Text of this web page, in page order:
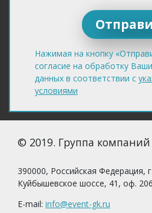
Нажимая на кнопку
согласие на обработку
данных в соответствии с
условиями
© 2019. Группа компаний
390000, Российская Федерация,
Куйбышевское шоссе, 41, оф. 206
E-mail: info@event-gk.ru